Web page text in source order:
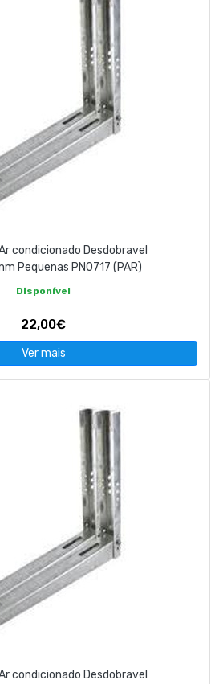
condicionado Desdobravel
Pequenas PN0717 (PAR)
Disponível
22,00€
Ver mais
condicionado Desdobravel